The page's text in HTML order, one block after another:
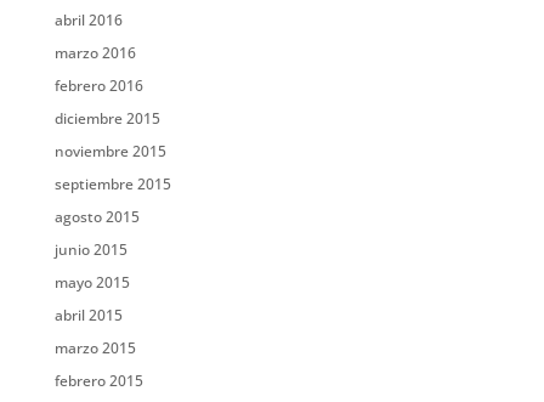
abril 2016
marzo 2016
febrero 2016
diciembre 2015
noviembre 2015
septiembre 2015
agosto 2015
junio 2015
mayo 2015
abril 2015
marzo 2015
febrero 2015